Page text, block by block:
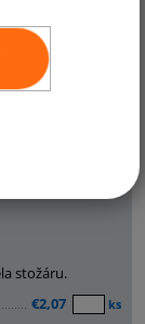
stožáru.
€2,07 ks